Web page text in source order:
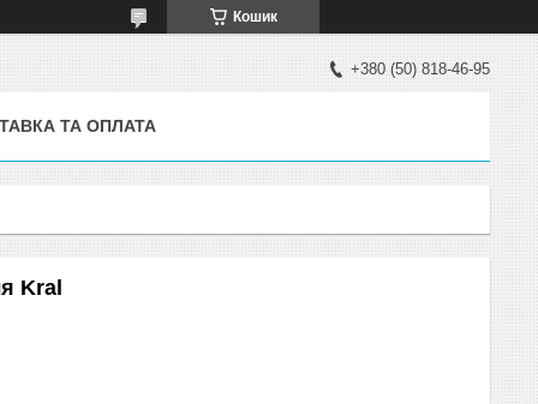
Кошик
+380 (50) 818-46-95
ТА ОПЛАТА
Kral